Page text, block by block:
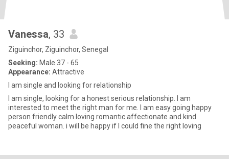
Vanessa, 33
Ziguinchor, Ziguinchor, Senegal
Seeking: Male 37 - 65
Appearance: Attractive
I am single and looking for relationship
interested to meet the right man for me. I am easy going happy
person friendly calm loving romantic affectionate and kind
peaceful woman. i will be happy if I could fine the right loving